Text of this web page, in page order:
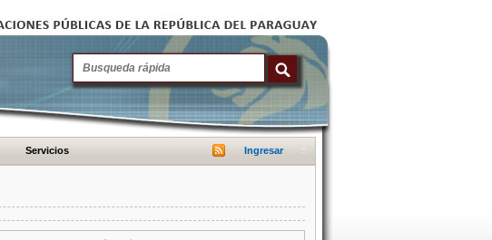
Servicios Ingresar